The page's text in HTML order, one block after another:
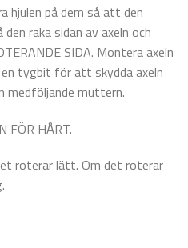
hjulen på dem så att den
raka sidan av axeln och
SIDA. Montera axeln
tygbit för att skydda axeln
medföljande muttern.
FÖR HÅRT.
roterar lätt. Om det roterar